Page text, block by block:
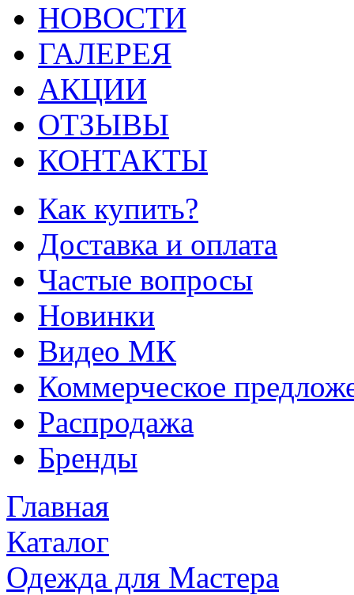
НОВОСТИ
ГАЛЕРЕЯ
АКЦИИ
ОТЗЫВЫ
КОНТАКТЫ
Как купить?
Доставка и оплата
Частые вопросы
Новинки
Видео МК
Коммерческое
Распродажа
Бренды
Главная
Каталог
Одежда для Мастера